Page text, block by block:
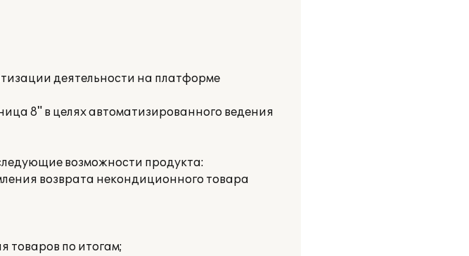
деятельности на платформе
8" в целях автоматизированного ведения
возможности продукта:
возврата некондиционного товара
товаров по итогам;